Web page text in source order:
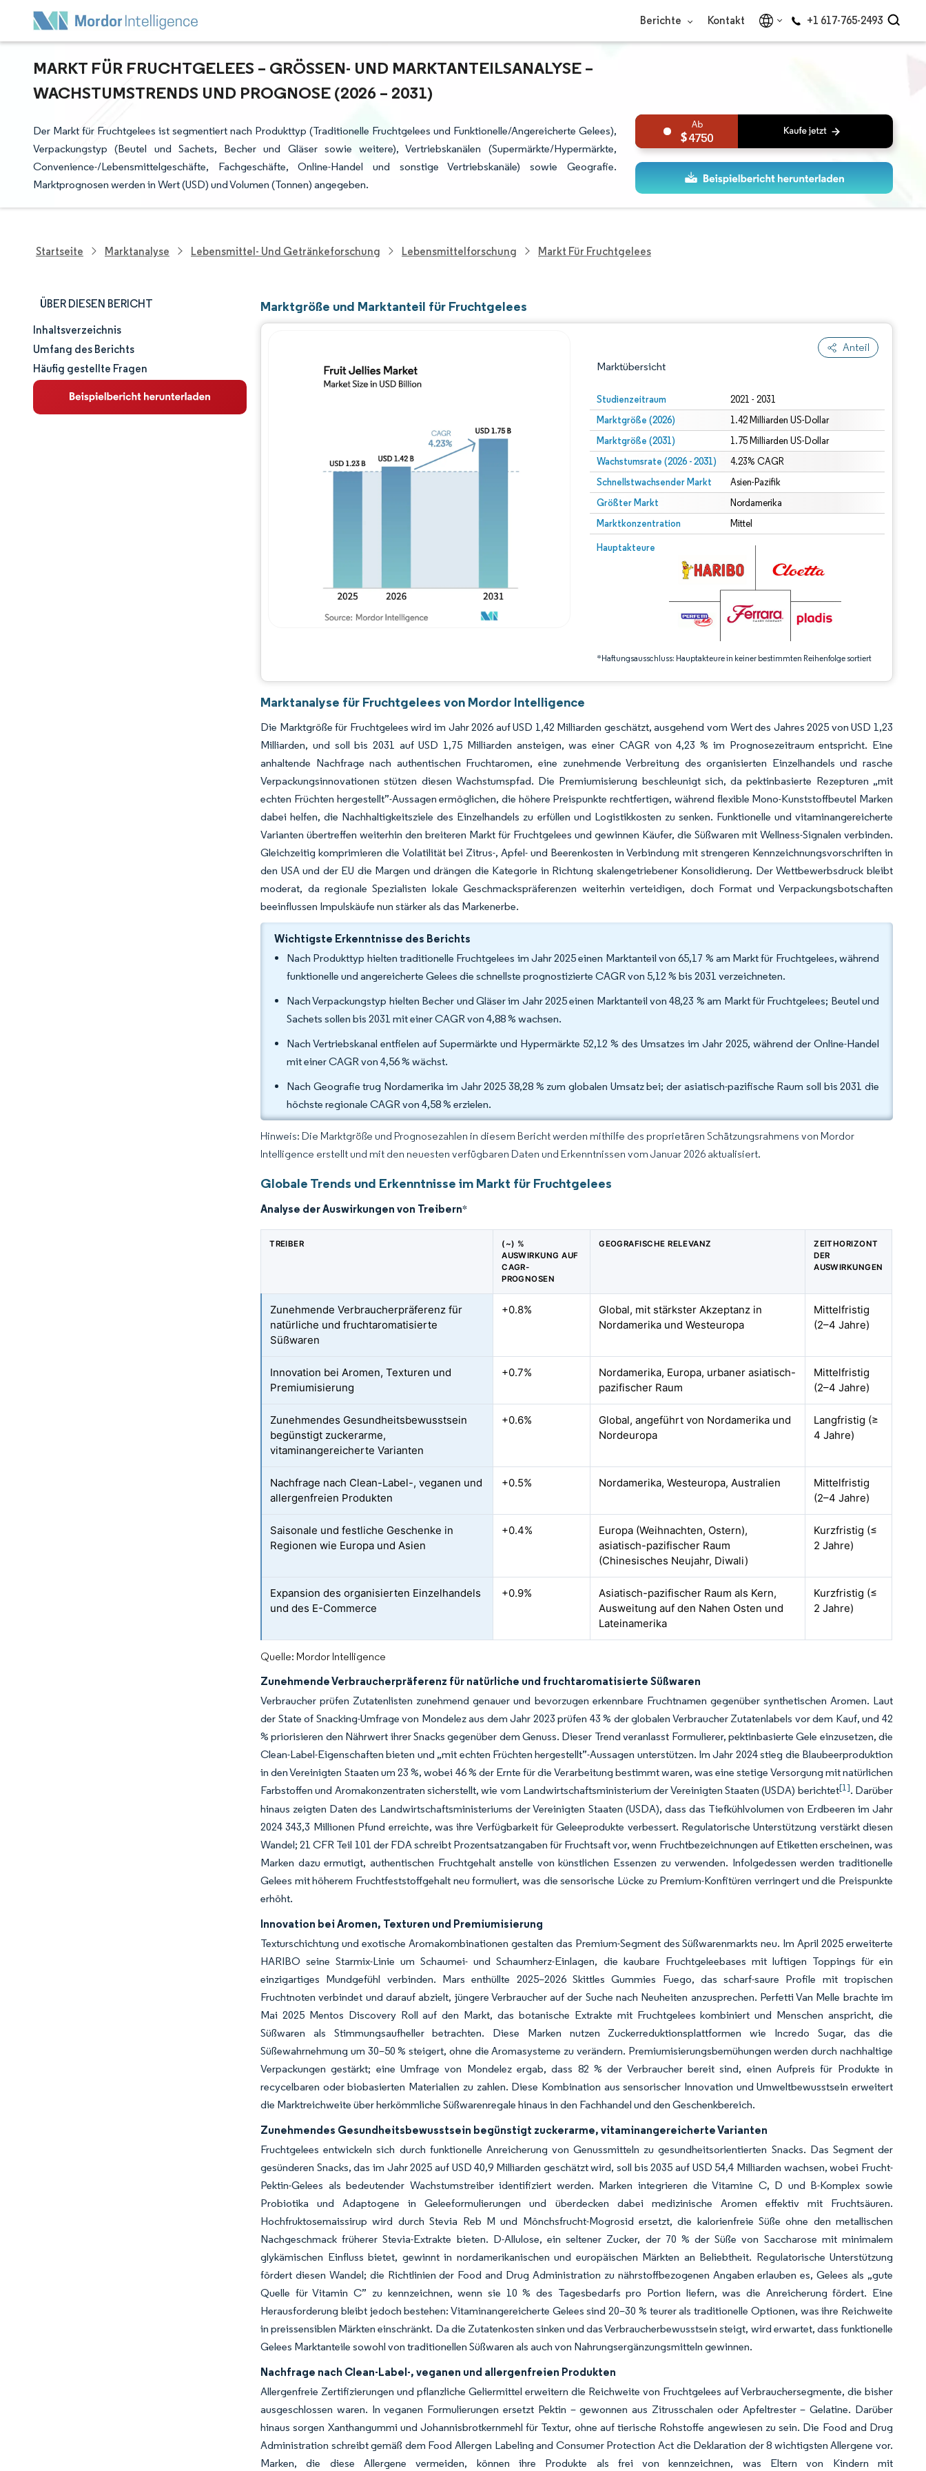
Berichte Kontakt +1 617-765-2493
MARKT FÜR FRUCHTGELEES – GRÖSSEN- UND MARKTANTEILSANALYSE – W
ACHSTUMSTRENDS UND PROGNOSE (2026 – 2031)
Der Markt für Fruchtgelees ist segmentiert nach Produkttyp (Traditionelle Fruchtgelees und Funktionelle/Angereicherte Gelees),
Verpackungstyp (Beutel und Sachets, Becher und Gläser sowie weitere), Vertriebskanälen (Supermärkte/Hypermärkte,
Convenience-/Lebensmittelgeschäfte, Fachgeschäfte, Online-Handel und sonstige Vertriebskanäle) sowie Geografie.
Marktprognosen werden in Wert (USD) und Volumen (Tonnen) angegeben.
4750
Startseite Marktanalyse Lebensmittel- Und Getränkeforschung Lebensmittelforschung Markt Für Fruchtgelees
ÜBER DIESEN BERICHT
Marktgröße und -anteil
Marktanalyse
Trends und Einblicke
Inhaltsverzeichnis
Umfang des Berichts
Häufig gestellte Fragen
Marktgröße und Marktanteil für Fruchtgelees
Anteil
Marktübersicht
Studienzeitraum 2021 - 2031
Marktgröße (2026) 1.42 Milliarden US-Dollar
Marktgröße (2031) 1.75 Milliarden US-Dollar
Wachstumsrate (2026 - 2031) 4.23% CAGR
Schnellstwachsender Markt Asien-Pazifik
Größter Markt Nordamerika
Marktkonzentration Mittel
Hauptakteure
*Haftungsausschluss: Hauptakteure in keiner bestimmten Reihenfolge sortiert
Bild © Mordor Intelligence. Wiederverwendung erfordert Namensnennung gemäß CC BY 4.0.
Bild © Mordor Intelligence. Wiederverwendung erfordert Namensnennung gemäß CC BY 4.0.
Marktanalyse für Fruchtgelees von Mordor Intelligence
Die Marktgröße für Fruchtgelees wird im Jahr 2026 auf USD 1,42 Milliarden geschätzt, ausgehend vom Wert des Jahres 2025 von USD 1,23
Milliarden, und soll bis 2031 auf USD 1,75 Milliarden ansteigen, was einer CAGR von 4,23 % im Prognosezeitraum entspricht. Eine
anhaltende Nachfrage nach authentischen Fruchtaromen, eine zunehmende Verbreitung des organisierten Einzelhandels und rasche
Verpackungsinnovationen stützen diesen Wachstumspfad. Die Premiumisierung beschleunigt sich, da pektinbasierte Rezepturen „mit
echten Früchten hergestellt”-Aussagen ermöglichen, die höhere Preispunkte rechtfertigen, während flexible Mono-Kunststoffbeutel Marken
dabei helfen, die Nachhaltigkeitsziele des Einzelhandels zu erfüllen und Logistikkosten zu senken. Funktionelle und vitaminangereicherte
Varianten übertreffen weiterhin den breiteren Markt für Fruchtgelees und gewinnen Käufer, die Süßwaren mit Wellness-Signalen verbinden.
Gleichzeitig komprimieren die Volatilität bei Zitrus-, Apfel- und Beerenkosten in Verbindung mit strengeren Kennzeichnungsvorschriften in
den USA und der EU die Margen und drängen die Kategorie in Richtung skalengetriebener Konsolidierung. Der Wettbewerbsdruck bleibt
moderat, da regionale Spezialisten lokale Geschmackspräferenzen weiterhin verteidigen, doch Format und Verpackungsbotschaften
beeinflussen Impulskäufe nun stärker als das Markenerbe.
Wichtigste Erkenntnisse des Berichts
Nach Produkttyp hielten traditionelle Fruchtgelees im Jahr 2025 einen Marktanteil von 65,17 % am Markt für Fruchtgelees, während
funktionelle und angereicherte Gelees die schnellste prognostizierte CAGR von 5,12 % bis 2031 verzeichneten.
Nach Verpackungstyp hielten Becher und Gläser im Jahr 2025 einen Marktanteil von 48,23 % am Markt für Fruchtgelees; Beutel und
Sachets sollen bis 2031 mit einer CAGR von 4,88 % wachsen.
Nach Vertriebskanal entfielen auf Supermärkte und Hypermärkte 52,12 % des Umsatzes im Jahr 2025, während der Online-Handel
mit einer CAGR von 4,56 % wächst.
Nach Geografie trug Nordamerika im Jahr 2025 38,28 % zum globalen Umsatz bei; der asiatisch-pazifische Raum soll bis 2031 die
höchste regionale CAGR von 4,58 % erzielen.
Hinweis: Die Marktgröße und Prognosezahlen in diesem Bericht werden mithilfe des proprietären Schätzungsrahmens von Mordor
Intelligence erstellt und mit den neuesten verfügbaren Daten und Erkenntnissen vom Januar 2026 aktualisiert.
Globale Trends und Erkenntnisse im Markt für Fruchtgelees
Analyse der Auswirkungen von Treibern*
TREIBER
(~) %
AUSWIRKUNG AUF
CAGR-
PROGNOSEN
GEOGRAFISCHE RELEVANZ
ZEITHORIZONT
DER
AUSWIRKUNGEN
Zunehmende Verbraucherpräferenz für
natürliche und fruchtaromatisierte
Süßwaren
+0.8%
Global, mit stärkster Akzeptanz in
Nordamerika und Westeuropa
Mittelfristig
(2–4 Jahre)
Innovation bei Aromen, Texturen und
Premiumisierung
+0.7%
Nordamerika, Europa, urbaner asiatisch-
pazifischer Raum
Mittelfristig
(2–4 Jahre)
Zunehmendes Gesundheitsbewusstsein
begünstigt zuckerarme,
vitaminangereicherte Varianten
+0.6%
Global, angeführt von Nordamerika und
Nordeuropa
Langfristig (≥
4 Jahre)
Nachfrage nach Clean-Label-, veganen und
allergenfreien Produkten
+0.5% Nordamerika, Westeuropa, Australien
Mittelfristig
(2–4 Jahre)
Saisonale und festliche Geschenke in
Regionen wie Europa und Asien
+0.4%
Europa (Weihnachten, Ostern),
asiatisch-pazifischer Raum
(Chinesisches Neujahr, Diwali)
Kurzfristig (≤
2 Jahre)
Expansion des organisierten Einzelhandels
und des E-Commerce
+0.9%
Asiatisch-pazifischer Raum als Kern,
Ausweitung auf den Nahen Osten und
Lateinamerika
Kurzfristig (≤
2 Jahre)
Quelle: Mordor Intelligence
Zunehmende Verbraucherpräferenz für natürliche und fruchtaromatisierte Süßwaren
Verbraucher prüfen Zutatenlisten zunehmend genauer und bevorzugen erkennbare Fruchtnamen gegenüber synthetischen Aromen. Laut
der State of Snacking-Umfrage von Mondelez aus dem Jahr 2023 prüfen 43 % der globalen Verbraucher Zutatenlabels vor dem Kauf, und 42
% priorisieren den Nährwert ihrer Snacks gegenüber dem Genuss. Dieser Trend veranlasst Formulierer, pektinbasierte Gele einzusetzen, die
Clean-Label-Eigenschaften bieten und „mit echten Früchten hergestellt”-Aussagen unterstützen. Im Jahr 2024 stieg die Blaubeerproduktion
in den Vereinigten Staaten um 23 %, wobei 46 % der Ernte für die Verarbeitung bestimmt waren, was eine stetige Versorgung mit natürlichen
Farbstoffen und Aromakonzentraten sicherstellt, wie vom Landwirtschaftsministerium der Vereinigten Staaten (USDA) berichtet[1]. Darüber
hinaus zeigten Daten des Landwirtschaftsministeriums der Vereinigten Staaten (USDA), dass das Tiefkühlvolumen von Erdbeeren im Jahr
2024 343,3 Millionen Pfund erreichte, was ihre Verfügbarkeit für Geleeprodukte verbessert. Regulatorische Unterstützung verstärkt diesen
Wandel; 21 CFR Teil 101 der FDA schreibt Prozentsatzangaben für Fruchtsaft vor, wenn Fruchtbezeichnungen auf Etiketten erscheinen, was
Marken dazu ermutigt, authentischen Fruchtgehalt anstelle von künstlichen Essenzen zu verwenden. Infolgedessen werden traditionelle
Gelees mit höherem Fruchtfeststoffgehalt neu formuliert, was die sensorische Lücke zu Premium-Konfitüren verringert und die Preispunkte
erhöht.
Innovation bei Aromen, Texturen und Premiumisierung
Texturschichtung und exotische Aromakombinationen gestalten das Premium-Segment des Süßwarenmarkts neu. Im April 2025 erweiterte
HARIBO seine Starmix-Linie um Schaumei- und Schaumherz-Einlagen, die kaubare Fruchtgeleebases mit luftigen Toppings für ein
einzigartiges Mundgefühl verbinden. Mars enthüllte 2025–2026 Skittles Gummies Fuego, das scharf-saure Profile mit tropischen
Fruchtnoten verbindet und darauf abzielt, jüngere Verbraucher auf der Suche nach Neuheiten anzusprechen. Perfetti Van Melle brachte im
Mai 2025 Mentos Discovery Roll auf den Markt, das botanische Extrakte mit Fruchtgelees kombiniert und Menschen anspricht, die
Süßwaren als Stimmungsaufheller betrachten. Diese Marken nutzen Zuckerreduktionsplattformen wie Incredo Sugar, das die
Süßewahrnehmung um 30–50 % steigert, ohne die Aromasysteme zu verändern. Premiumisierungsbemühungen werden durch nachhaltige
Verpackungen gestärkt; eine Umfrage von Mondelez ergab, dass 82 % der Verbraucher bereit sind, einen Aufpreis für Produkte in
recycelbaren oder biobasierten Materialien zu zahlen. Diese Kombination aus sensorischer Innovation und Umweltbewusstsein erweitert
die Marktreichweite über herkömmliche Süßwarenregale hinaus in den Fachhandel und den Geschenkbereich.
Zunehmendes Gesundheitsbewusstsein begünstigt zuckerarme, vitaminangereicherte Varianten
Fruchtgelees entwickeln sich durch funktionelle Anreicherung von Genussmitteln zu gesundheitsorientierten Snacks. Das Segment der
gesünderen Snacks, das im Jahr 2025 auf USD 40,9 Milliarden geschätzt wird, soll bis 2035 auf USD 54,4 Milliarden wachsen, wobei Frucht-
Pektin-Gelees als bedeutender Wachstumstreiber identifiziert werden. Marken integrieren die Vitamine C, D und B-Komplex sowie
Probiotika und Adaptogene in Geleeformulierungen und überdecken dabei medizinische Aromen effektiv mit Fruchtsäuren.
Hochfruktosemaissirup wird durch Stevia Reb M und Mönchsfrucht-Mogrosid ersetzt, die kalorienfreie Süße ohne den metallischen
Nachgeschmack früherer Stevia-Extrakte bieten. D-Allulose, ein seltener Zucker, der 70 % der Süße von Saccharose mit minimalem
glykämischen Einfluss bietet, gewinnt in nordamerikanischen und europäischen Märkten an Beliebtheit. Regulatorische Unterstützung
fördert diesen Wandel; die Richtlinien der Food and Drug Administration zu nährstoffbezogenen Angaben erlauben es, Gelees als „gute
Quelle für Vitamin C” zu kennzeichnen, wenn sie 10 % des Tagesbedarfs pro Portion liefern, was die Anreicherung fördert. Eine
Herausforderung bleibt jedoch bestehen: Vitaminangereicherte Gelees sind 20–30 % teurer als traditionelle Optionen, was ihre Reichweite
in preissensiblen Märkten einschränkt. Da die Zutatenkosten sinken und das Verbraucherbewusstsein steigt, wird erwartet, dass funktionelle
Gelees Marktanteile sowohl von traditionellen Süßwaren als auch von Nahrungsergänzungsmitteln gewinnen.
Nachfrage nach Clean-Label-, veganen und allergenfreien Produkten
Allergenfreie Zertifizierungen und pflanzliche Geliermittel erweitern die Reichweite von Fruchtgelees auf Verbrauchersegmente, die bisher
ausgeschlossen waren. In veganen Formulierungen ersetzt Pektin – gewonnen aus Zitrusschalen oder Apfeltrester – Gelatine. Darüber
hinaus sorgen Xanthangummi und Johannisbrotkernmehl für Textur, ohne auf tierische Rohstoffe angewiesen zu sein. Die Food and Drug
Administration schreibt gemäß dem Food Allergen Labeling and Consumer Protection Act die Deklaration der 8 wichtigsten Allergene vor.
Marken, die diese Allergene vermeiden, können ihre Produkte als frei von kennzeichnen, was Eltern von Kindern mit